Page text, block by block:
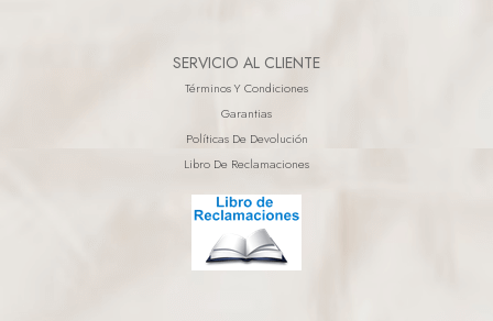
SERVICIO AL CLIENTE
Términos Y Condiciones
Garantias
Políticas De Devolución
Libro De Reclamaciones